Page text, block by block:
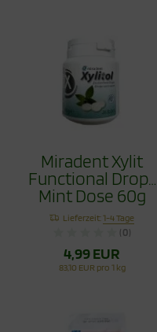
Miradent Xylit
Functional Drops
Mint Dose 60g
Lieferzeit:1-4 Tage
(0)
4,99 EUR
83,10 EUR pro 1 kg